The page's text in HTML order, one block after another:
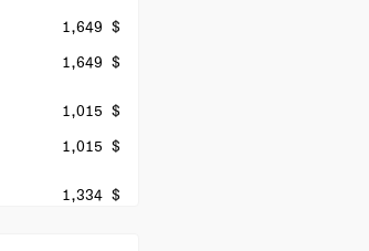
1,649 $
1,649 $
1,015 $
1,015 $
1,334 $